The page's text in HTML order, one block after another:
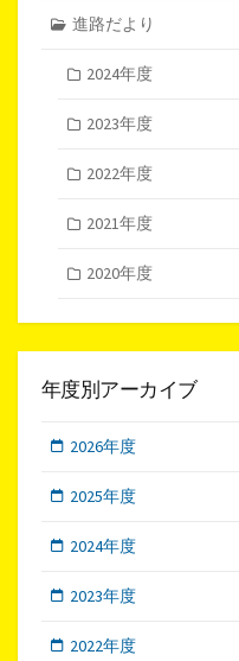
進路だより
2024年度
2023年度
2022年度
2021年度
2020年度
年度別アーカイブ
2026年度
2025年度
2024年度
2023年度
2022年度